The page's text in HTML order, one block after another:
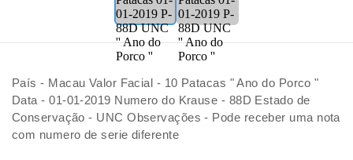
País - Macau Valor Facial - 10 Patacas " Ano do Porco "
Data - 01-01-2019 Numero do Krause - 88D Estado de
Conservação - UNC Observações - Pode receber uma nota
com numero de serie diferente